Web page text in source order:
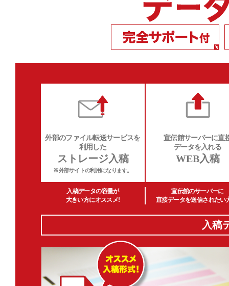
外部のファイル転送サービスを
利用した
ストレージ入稿
※外部サイトの利用になります。
宣伝館サーバーに直
データを入れる
WEB入稿
入稿データの容量が
大きい方にオススメ!
宣伝館のサーバーに
直接データを送信されたい
入稿